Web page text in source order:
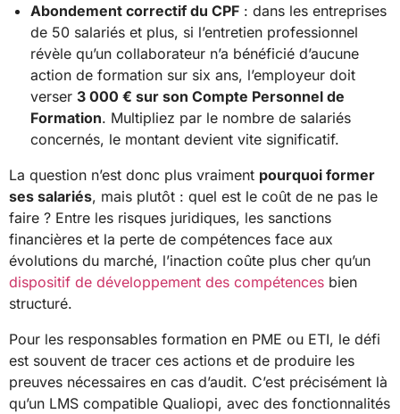
Abondement correctif du CPF : dans les entreprises
de 50 salariés et plus, si l’entretien professionnel
révèle qu’un collaborateur n’a bénéficié d’aucune
action de formation sur six ans, l’employeur doit
verser 3 000 € sur son Compte Personnel de
Formation. Multipliez par le nombre de salariés
concernés, le montant devient vite significatif.
La question n’est donc plus vraiment pourquoi former
ses salariés, mais plutôt : quel est le coût de ne pas le
faire ? Entre les risques juridiques, les sanctions
financières et la perte de compétences face aux
évolutions du marché, l’inaction coûte plus cher qu’un
dispositif de développement des compétences bien
structuré.
Pour les responsables formation en PME ou ETI, le défi
est souvent de tracer ces actions et de produire les
preuves nécessaires en cas d’audit. C’est précisément là
qu’un LMS compatible Qualiopi, avec des fonctionnalités